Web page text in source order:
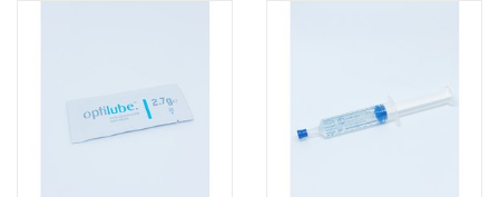
Verzorging & Beauty